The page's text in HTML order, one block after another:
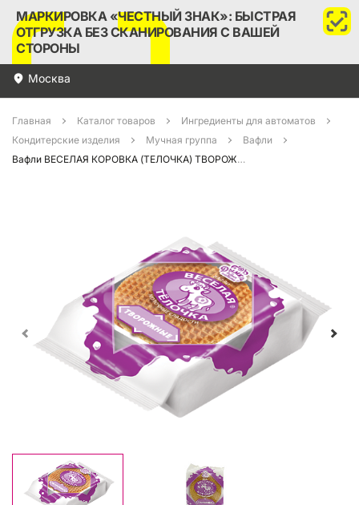
МАРКИРОВКА «ЧЕСТНЫЙ ЗНАК»: БЫСТРАЯ
ОТГРУЗКА БЕЗ СКАНИРОВАНИЯ С ВАШЕЙ
СТОРОНЫ
Москва
Главная Каталог товаров
Ингредиенты для автоматов
Кондитерские изделия
Мучная группа
Вафли
Вафли ВЕСЕЛАЯ КОРОВКА (ТЕЛОЧКА) ТВОРОЖНЫЕ 150гр